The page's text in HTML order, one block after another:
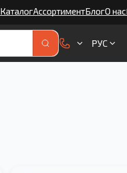
КаталогАссортиментБлогО нас
РУС